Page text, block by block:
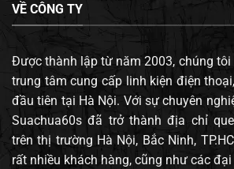
VỀ CÔNG TY
Được thành lập từ năm 2003, chúng
trung tâm cung cấp linh kiện điện
đầu tiên tại Hà Nội. Với sự chuyên
Suachua60s đã trở thành địa chỉ
trên thị trường Hà Nội, Bắc Ninh,
rất nhiều khách hàng, cũng như các